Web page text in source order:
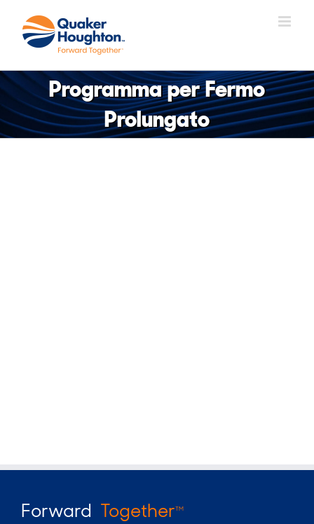
contenuto
Programma per Fermo
Prolungato
Forward TogetherTM